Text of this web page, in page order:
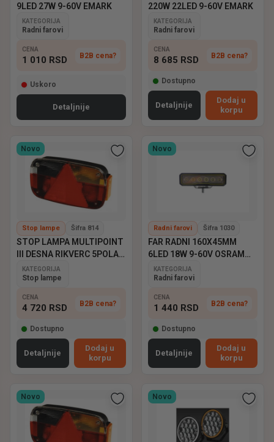
9LED 27W 9-60V EMARK
KATEGORIJA
Radni farovi
CENA
1 010 RSD B2B cena?
Uskoro
Detaljnije
220W 22LED 9-60V EMARK
KATEGORIJA
Radni farovi
CENA
8 685 RSD B2B cena?
Dostupno
Detaljnije
Dodaj u
korpu
Novo
Stop lampe Šifra 814
STOP LAMPA MULTIPOINT
III DESNA RIKVERC 5POLA
ASPOCK
KATEGORIJA
Stop lampe
CENA
4 720 RSD B2B cena?
Dostupno
Detaljnije
Dodaj u
korpu
Novo
Radni farovi Šifra 1030
FAR RADNI 160X45MM
6LED 18W 9-60V OSRAM
EMARK
KATEGORIJA
Radni farovi
CENA
1 440 RSD B2B cena?
Dostupno
Detaljnije
Dodaj u
korpu
Novo Novo